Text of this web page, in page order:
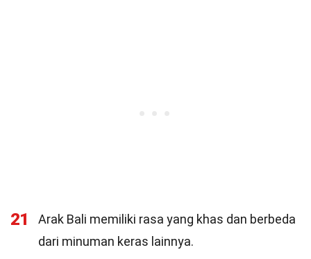
21
Arak Bali memiliki rasa yang khas dan berbeda
dari minuman keras lainnya.